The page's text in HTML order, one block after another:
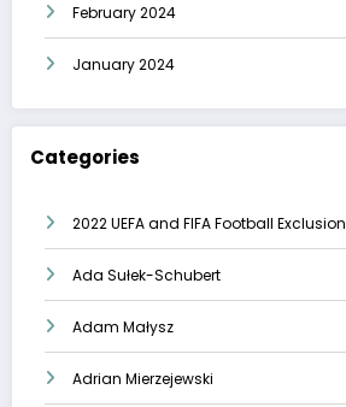
February 2024
January 2024
Categories
2022 UEFA and FIFA Football Exclusion
Ada Sułek-Schubert
Adam Małysz
Adrian Mierzejewski